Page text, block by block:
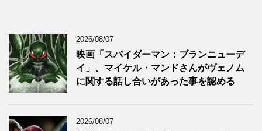
2026/08/07
映画「スパイダーマン：ブランニューデ
イ」、マイケル・マンドさんがヴェノム
に関する話し合いがあった事を認める
2026/08/07